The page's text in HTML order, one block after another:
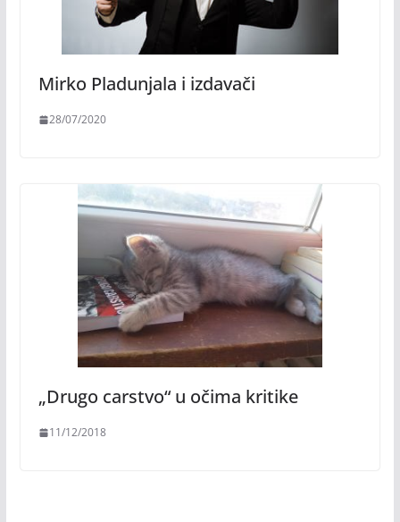
Mirko Pladunjala i izdavači
28/07/2020
„Drugo carstvo“ u očima kritike
11/12/2018